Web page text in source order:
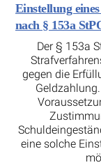
Einstellung
nach § 153a
Der § 153a
gegen die
eine solche